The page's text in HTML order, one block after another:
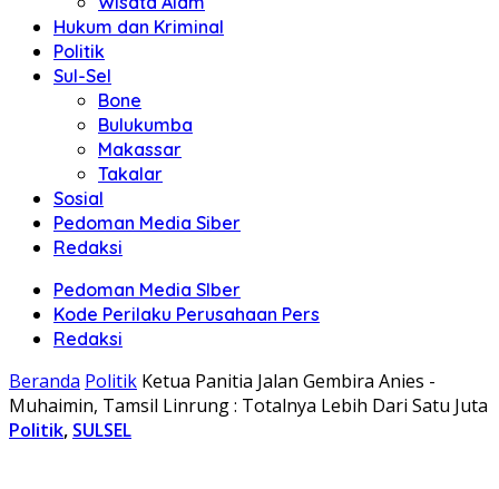
Hukum dan Kriminal
Politik
Sul-Sel
Bone
Bulukumba
Makassar
Takalar
Sosial
Pedoman Media Siber
Redaksi
Pedoman Media SIber
Kode Perilaku Perusahaan Pers
Redaksi
Beranda Politik Ketua Panitia Jalan Gembira Anies -
Muhaimin, Tamsil Linrung : Totalnya Lebih Dari Satu Juta
Politik, SULSEL